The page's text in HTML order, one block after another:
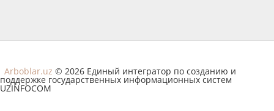
Arboblar.uz © 2026 Единый интегратор по созданию и
поддержке государственных информационных систем
UZINFOCOM